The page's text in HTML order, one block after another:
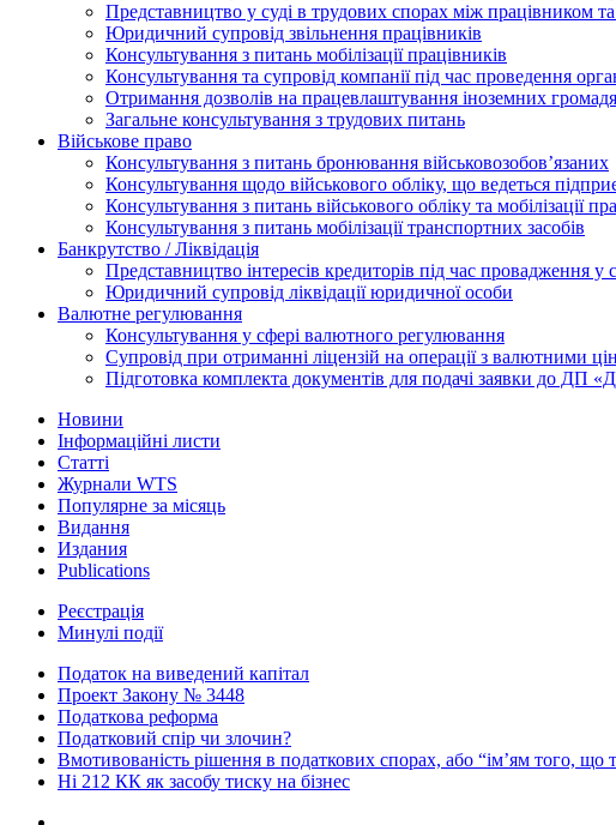
Представництво у суді в трудових спорах між працівником
Юридичний супровід звільнення працівників
Консультування з питань мобілізації працівників
Консультування та супровід компанії під час проведення
Отримання дозволів на працевлаштування іноземних
Загальне консультування з трудових питань
Військове право
Консультування з питань бронювання військовозобов’язаних
Консультування щодо військового обліку, що ведеться
Консультування з питань військового обліку та мобілізації
Консультування з питань мобілізації транспортних засобів
Банкрутство / Ліквідація
Представництво інтересів кредиторів під час провадження у
Юридичний супровід ліквідації юридичної особи
Валютне регулювання
Консультування у сфері валютного регулювання
Супровід при отриманні ліцензій на операції з валютними
Підготовка комплекта документів для подачі заявки до ДП
Новини
Інформаційні листи
Статті
Журнали WTS
Популярне за місяць
Видання
Издания
Publications
Реєстрація
Минулі події
Податок на виведений капітал
Проект Закону № 3448
Податкова реформа
Податковий спір чи злочин?
Вмотивованість рішення в податкових спорах, або “ім’ям того, що
Ні 212 КК як засобу тиску на бізнес